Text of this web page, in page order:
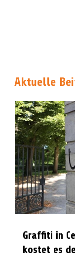
Aktuelle
Graffiti in
kostet es